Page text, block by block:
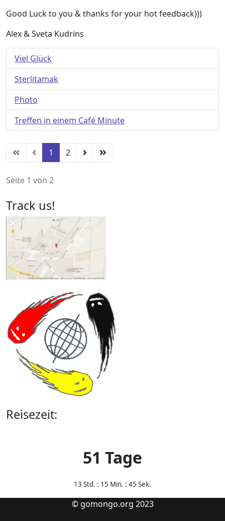
Good Luck to you & thanks for your hot feedback)))
Alex & Sveta Kudrins
Viel Glück
Sterlitamak
Photo
Treffen in einem Café Minute
1 2
Seite 1 von 2
Track us!
Reisezeit:
51 Tage
13 Std. : 15 Min. : 45 Sek.
© gomongo.org 2023